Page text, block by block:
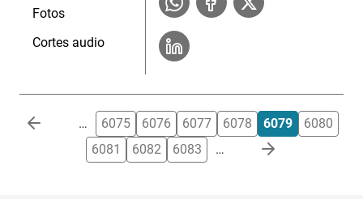
Fotos
Cortes audio
Paginación … 6075 6076 6077 6078 6079
6080
6081
6082 6083 …